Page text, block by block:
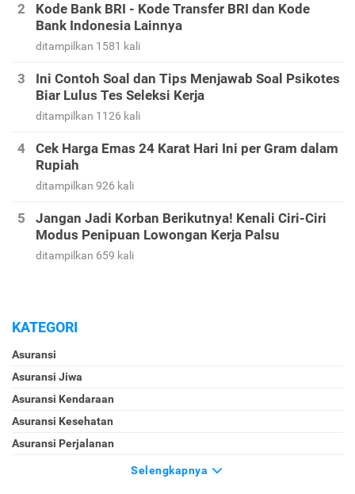
Kode Bank BRI - Kode Transfer BRI dan Kode
Bank Indonesia Lainnya
ditampilkan 1581 kali
Ini Contoh Soal dan Tips Menjawab Soal Psikotes
Biar Lulus Tes Seleksi Kerja
ditampilkan 1126 kali
Cek Harga Emas 24 Karat Hari Ini per Gram dalam
Rupiah
ditampilkan 926 kali
Jangan Jadi Korban Berikutnya! Kenali Ciri-Ciri
Modus Penipuan Lowongan Kerja Palsu
ditampilkan 659 kali
KATEGORI
Asuransi
Asuransi Jiwa
Asuransi Kendaraan
Asuransi Kesehatan
Asuransi Perjalanan
Selengkapnya